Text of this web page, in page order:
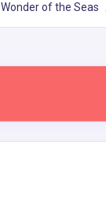
Wonder of the Seas